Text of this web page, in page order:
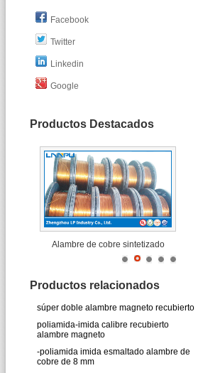
Facebook
Twitter
Linkedin
Google
Productos Destacados
Alambre de cobre sintetizado
Productos relacionados
súper doble alambre magneto recubierto
poliamida-imida calibre recubierto
alambre magneto
-poliamida imida esmaltado alambre de
cobre de 8 mm